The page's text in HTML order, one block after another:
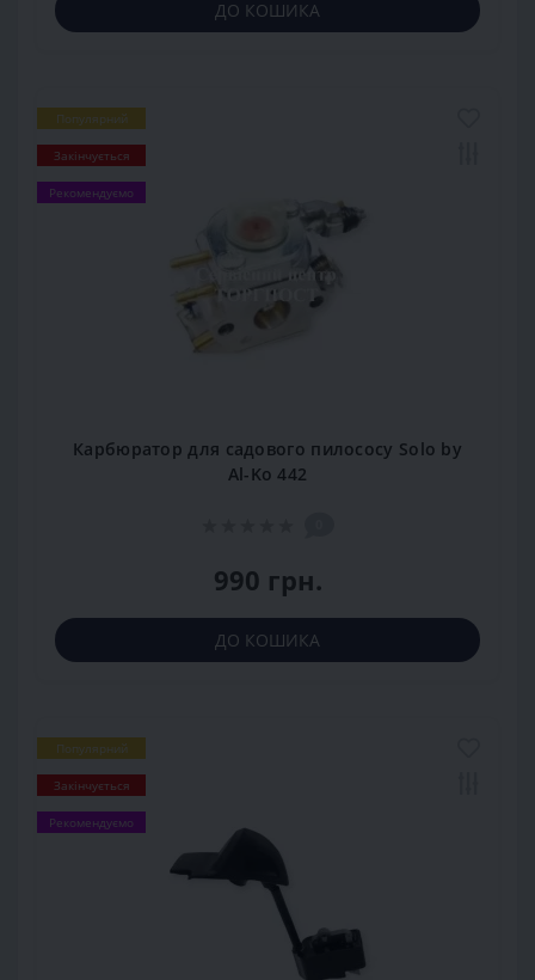
ДО КОШИКА
Популярний
Закінчується
Рекомендуємо
Карбюратор для садового пилососу Solo by
Al-Ko 442
990 грн.
ДО КОШИКА
Популярний
Закінчується
Рекомендуємо